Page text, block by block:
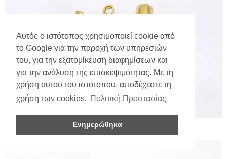
Αυτός ο ιστότοπος χρησιμοποιεί cookie από
το Google για την παροχή των υπηρεσιών
του, για την εξατομίκευση διαφημίσεων και
για την ανάλυση της επισκεψιμότητας. Με τη
χρήση αυτού του ιστότοπου, αποδέχεστε τη
χρήση των cookies. Πολιτική Προστασίας
Ενημερώθηκα